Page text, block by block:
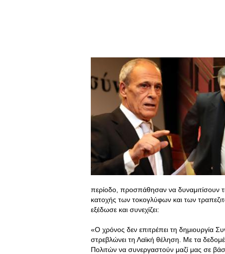
περίοδο, προσπάθησαν να δυναμιτίσουν
κατοχής των τοκογλύφων και των
εξέδωσε και συνεχίζει:
«Ο χρόνος δεν επιτρέπει τη δημιουργία
στρεβλώνει τη Λαϊκή θέληση. Με τα
Πολιτών να συνεργαστούν μαζί μας σε